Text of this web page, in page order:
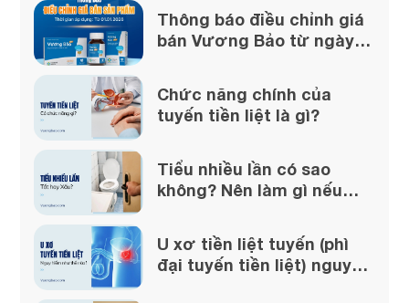
Thông báo điều chỉnh giá
bán Vương Bảo từ ngày
Chức năng chính của
tuyến tiền liệt là gì?
Tiểu nhiều lần có sao
không? Nên làm gì nếu
U xơ tiền liệt tuyến (phì
đại tuyến tiền liệt) nguy